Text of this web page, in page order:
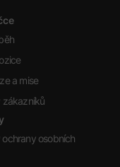
a mise
zákazníků
osobních